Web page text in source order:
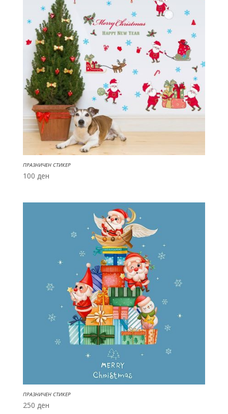
ПРАЗНИЧЕН СТИКЕР
100 ден
ПРАЗНИЧЕН СТИКЕР
250 ден